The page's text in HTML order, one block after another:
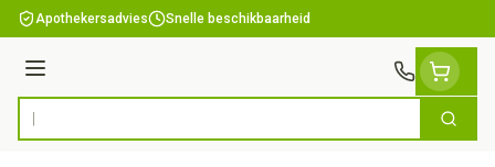
Ga naar de inhoud
Apothekersadvies Snelle beschikbaarheid
Menu
Product, merk, categorie... Zoek